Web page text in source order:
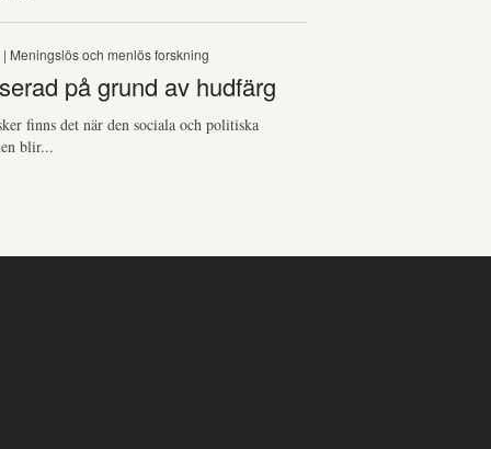
| Meningslös och menlös forskning
på grund av hudfärg
finns det när den sociala och politiska
blir...